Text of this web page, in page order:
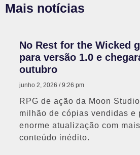
Mais notícias
No Rest for the Wicked
para versão 1.0 e
outubro
junho 2, 2026 9:26 pm
RPG de ação da Moon
milhão de cópias vendidas e
enorme atualização com
conteúdo inédito.